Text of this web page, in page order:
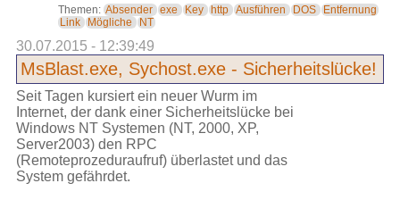
Themen:Absender exe Key http Ausführen DOS
Entfernung
Link
Mögliche NT
30.07.2015 - 12:39:49
MsBlast.exe, Sychost.exe - Sicherheitslücke!
Seit Tagen kursiert ein neuer Wurm im
Internet, der dank einer Sicherheitslücke bei
Windows NT Systemen (NT, 2000, XP,
Server2003) den RPC
(Remoteprozeduraufruf) überlastet und das
System gefährdet.